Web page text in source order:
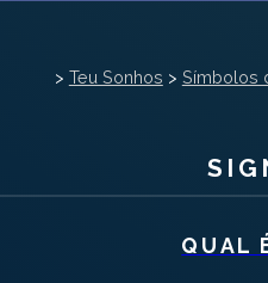
> Teu Sonhos > Símbolos
QUAL